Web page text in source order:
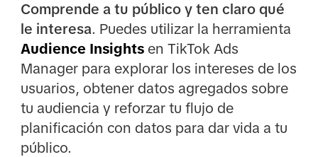
Comprende a tu público y ten claro qué
le interesa. Puedes utilizar la herramienta
Audience Insightsen TikTok Ads
Manager para explorar los intereses de los
usuarios, obtener datos agregados sobre
tu audiencia y reforzar tu flujo de
planificación con datos para dar vida a tu
público.